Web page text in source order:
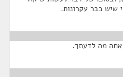
שיש כבר עקרונות.
אתה מה לדעתך.